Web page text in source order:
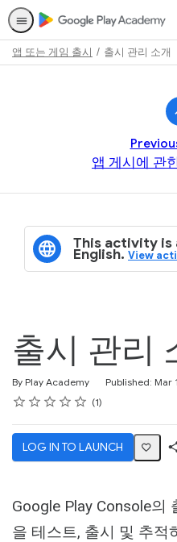
앱 또는 게임 출시 출시 관리 소개
앱 게시에 관
This activity is
English.View
출시 관리
By Play Academy Published: Mar
Duration
Difficulty
Rating
1 star
2 stars
3 stars
4 stars
5 stars
Average rating: 5.0 1
1 review
LOG IN TO LAUNCH
Google Play Console의
을 테스트, 출시 및 추적